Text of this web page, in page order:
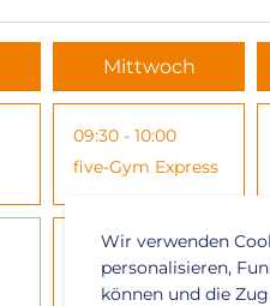
Mittwoch
09:30 - 10:00
five-Gym Express
10:00 - 11:00
Body Balance
Wir verwenden
personalisieren,
können und die